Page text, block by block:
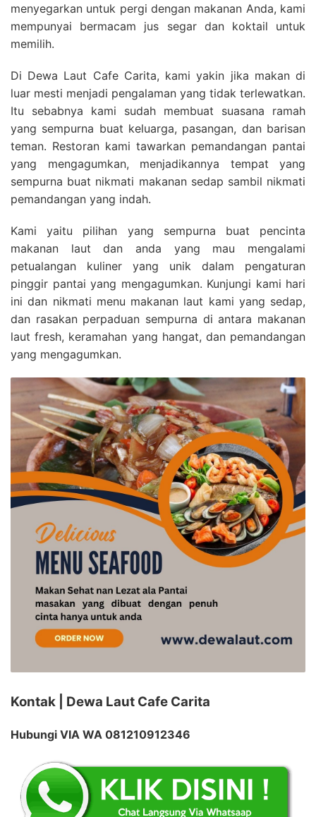
menyegarkan untuk pergi dengan makanan Anda, kami
mempunyai bermacam jus segar dan koktail untuk
memilih.
Di Dewa Laut Cafe Carita, kami yakin jika makan di
luar mesti menjadi pengalaman yang tidak terlewatkan.
Itu sebabnya kami sudah membuat suasana ramah
yang sempurna buat keluarga, pasangan, dan barisan
teman. Restoran kami tawarkan pemandangan pantai
yang mengagumkan, menjadikannya tempat yang
sempurna buat nikmati makanan sedap sambil nikmati
pemandangan yang indah.
Kami yaitu pilihan yang sempurna buat pencinta
makanan laut dan anda yang mau mengalami
petualangan kuliner yang unik dalam pengaturan
pinggir pantai yang mengagumkan. Kunjungi kami hari
ini dan nikmati menu makanan laut kami yang sedap,
dan rasakan perpaduan sempurna di antara makanan
laut fresh, keramahan yang hangat, dan pemandangan
yang mengagumkan.
Kontak | Dewa Laut Cafe Carita
Hubungi VIA WA 081210912346